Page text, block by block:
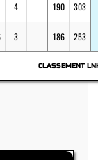
4 - 190 303
3 - 186 253
CLASSEMENT